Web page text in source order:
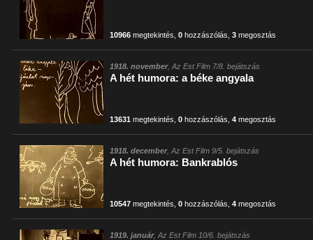
10966 megtekintés ,0 hozzászólás ,3 megosztás
1918. november, Az Est Film 7/8. bejátszás
A hét humora: a béke angyala
13631 megtekintés ,0 hozzászólás ,4 megosztás
1918. december, Az Est Film 9/5. bejátszás
A hét humora: Bankrablós
10547 megtekintés ,0 hozzászólás ,4 megosztás
1919. január, Az Est Film 10/6. bejátszás